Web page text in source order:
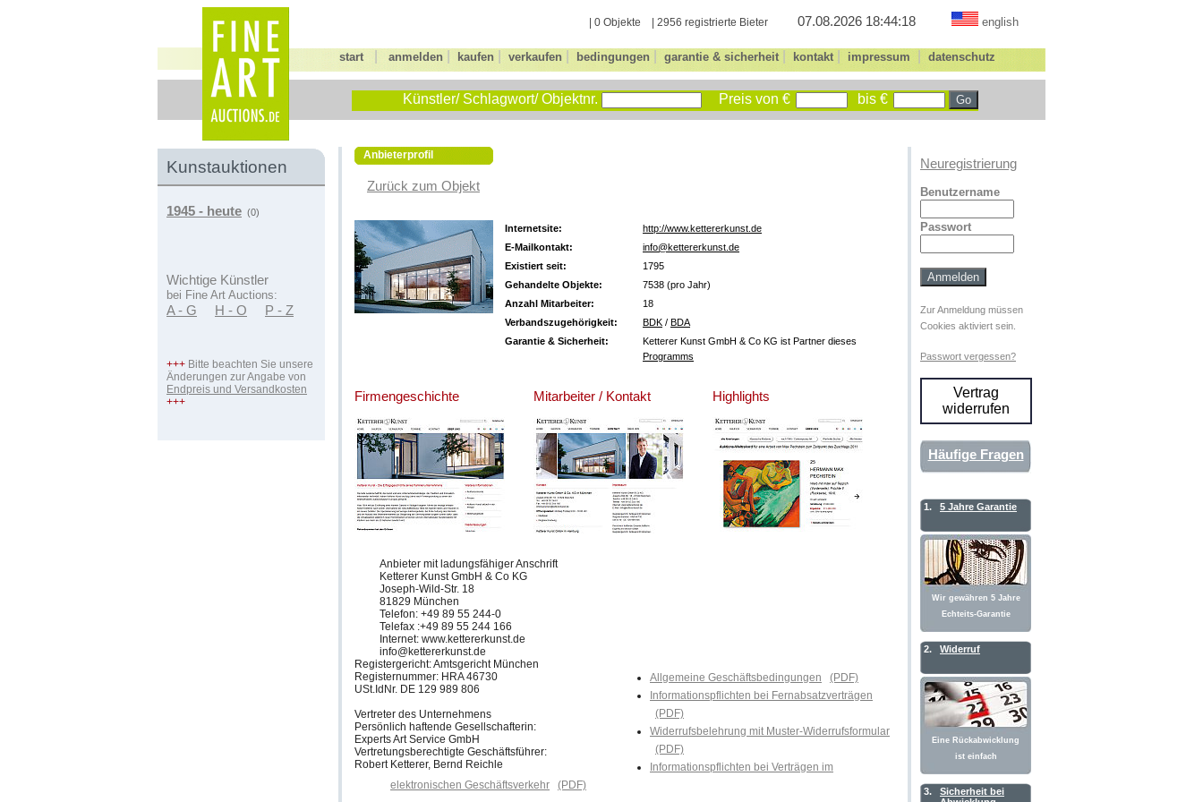
| 0 Objekte | 2956 registrierte Bieter 07.08.2026 18:44:18 english
start anmelden kaufen verkaufen bedingungen garantie & sicherheit kontakt impressum datenschutz
Künstler/ Schlagwort/ Objektnr. Preis von € bis €
Kunstauktionen
1945 - heute (0)
Wichtige Künstler
bei Fine Art Auctions:
A - G H - O P - Z
+++ Bitte beachten Sie unsere
Änderungen zur Angabe von
Endpreis und Versandkosten
+++
Anbieterprofil
Zurück zum Objekt
Internetsite:
http://www.kettererkunst.de
E-Mailkontakt:
info@kettererkunst.de
Existiert seit:
1795
Gehandelte Objekte:
7538 (pro Jahr)
Anzahl Mitarbeiter:
18
Verbandszugehörigkeit:
BDK / BDA
Garantie & Sicherheit:
Ketterer Kunst GmbH & Co KG ist Partner dieses
Programms
Firmengeschichte Mitarbeiter / Kontakt Highlights
Anbieter mit ladungsfähiger Anschrift
Ketterer Kunst GmbH & Co KG
Joseph-Wild-Str. 18
81829 München
Telefon: +49 89 55 244-0
Telefax :+49 89 55 244 166
Internet: www.kettererkunst.de
info@kettererkunst.de
Registergericht: Amtsgericht München
Registernummer: HRA 46730
USt.IdNr. DE 129 989 806
Vertreter des Unternehmens
Persönlich haftende Gesellschafterin:
Experts Art Service GmbH
Vertretungsberechtigte Geschäftsführer:
Robert Ketterer, Bernd Reichle
Allgemeine Geschäftsbedingungen
(PDF)
Informationspflichten bei Fernabsatzverträgen
(PDF)
Widerrufsbelehrung mit Muster-Widerrufsformular
(PDF)
Informationspflichten bei Verträgen im
elektronischen Geschäftsverkehr
(PDF)
Neuregistrierung
Benutzername
Passwort
Zur Anmeldung müssen
Cookies aktiviert sein.
Passwort vergessen?
Vertrag
widerrufen
Häufige Fragen
1. 5 Jahre Garantie
Wir gewähren 5 Jahre
Echteits-Garantie
2. Widerruf
Eine Rückabwicklung
ist einfach
3.
Sicherheit bei